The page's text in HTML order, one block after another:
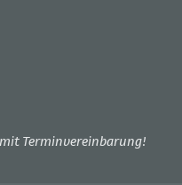
Terminvereinbarung!